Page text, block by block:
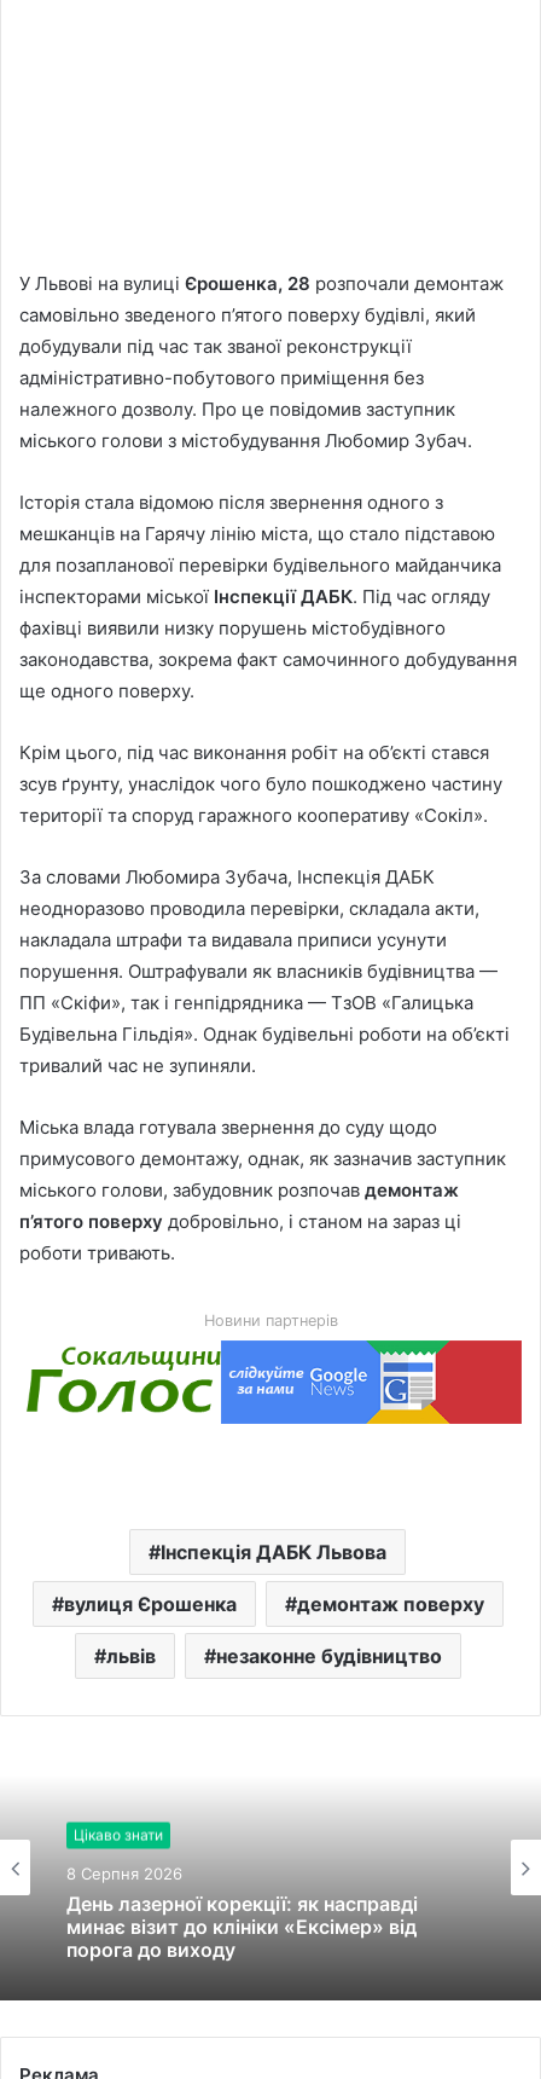
У Львові на вулиці Єрошенка, 28 розпочали демонтаж
самовільно зведеного п’ятого поверху будівлі, який
добудували під час так званої реконструкції
адміністративно-побутового приміщення без
належного дозволу. Про це повідомив заступник
міського голови з містобудування Любомир Зубач.
Історія стала відомою після звернення одного з
мешканців на Гарячу лінію міста, що стало підставою
для позапланової перевірки будівельного майданчика
інспекторами міської Інспекції ДАБК. Під час огляду
фахівці виявили низку порушень містобудівного
законодавства, зокрема факт самочинного добудування
ще одного поверху.
Крім цього, під час виконання робіт на об’єкті стався
зсув ґрунту, унаслідок чого було пошкоджено частину
території та споруд гаражного кооперативу «Сокіл».
За словами Любомира Зубача, Інспекція ДАБК
неодноразово проводила перевірки, складала акти,
накладала штрафи та видавала приписи усунути
порушення. Оштрафували як власників будівництва —
ПП «Скіфи», так і генпідрядника — ТзОВ «Галицька
Будівельна Гільдія». Однак будівельні роботи на об’єкті
тривалий час не зупиняли.
Міська влада готувала звернення до суду щодо
примусового демонтажу, однак, як зазначив заступник
міського голови, забудовник розпочав демонтаж
п’ятого поверху добровільно, і станом на зараз ці
роботи тривають.
Новини партнерів
Інспекція ДАБК Львова
вулиця Єрошенка демонтаж поверху
львів незаконне будівництво
Цікаво знати
8 Серпня 2026
День лазерної корекції: як насправді
минає візит до клініки «Ексімер» від
порога до виходу